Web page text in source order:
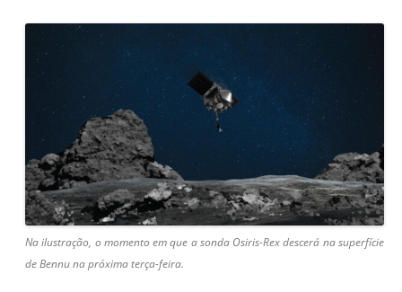
Na ilustração, o momento em que a sonda Osiris-Rex descerá na superfície
de Bennu na próxima terça-feira.